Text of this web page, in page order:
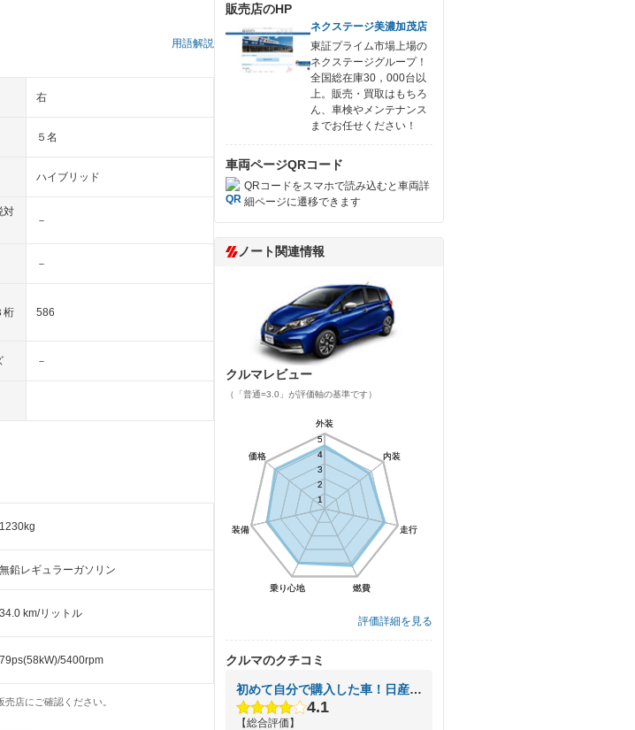
用語解説
右
５名
ハイブリッド
対
－
－
桁 586
－
1230kg
無鉛レギュラーガソリン
34.0 km/リットル
79ps(58kW)/5400rpm
店にご確認ください。
販売店のHP
ネクステージ美濃加茂店
東証プライム市場上場の
ネクステージグループ！
全国総在庫30，000台以
上。販売・買取はもちろ
ん、車検やメンテナンス
までお任せください！
車両ページQRコード
QRコードをスマホで読み込むと車両詳
細ページに遷移できます
ノート関連情報
クルマレビュー
（「普通=3.0」が評価軸の基準です）
外装
内装
走行
燃費
乗り心地
装備
価格
1
2
3
4
5
外装
内装
走行
燃費
乗り心地
装備
価格
1
2
3
4
5
評価詳細を見る
クルマのクチコミ
初めて自分で購入した車！日産ノート！
4.1
【総合評価】